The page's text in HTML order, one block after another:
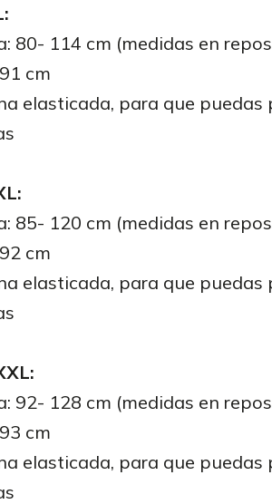
80- 114 cm (medidas en
cm
elasticada, para que
85- 120 cm (medidas en
cm
elasticada, para que
92- 128 cm (medidas en
cm
elasticada, para que